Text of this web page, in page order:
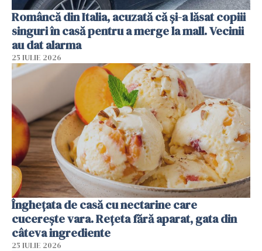
Româncă din Italia, acuzată că și-a lăsat copiii
singuri în casă pentru a merge la mall. Vecinii
au dat alarma
25 IULIE 2026
Înghețata de casă cu nectarine care
cucerește vara. Rețeta fără aparat, gata din
câteva ingrediente
25 IULIE 2026